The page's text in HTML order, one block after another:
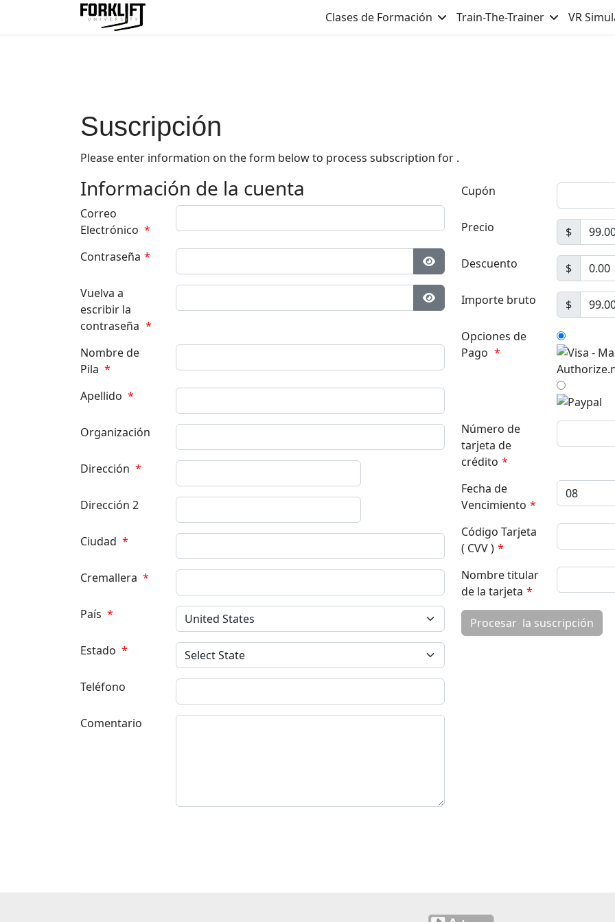
Clases de Formación Train-The-Trainer VR
Suscripción
Please enter information on the form below to process subscription for .
Información de la cuenta
Correo
Electrónico *
Contraseña *
Mostrar contraseña
Vuelva a
escribir la
contraseña *
Mostrar contraseña
Nombre de
Pila *
Apellido *
Organización
Dirección *
Dirección 2
Ciudad *
Cremallera *
País *
Estado *
Teléfono
Comentario
Cupón
Precio $
Descuento $
Importe bruto $
Opciones de
Pago *
Número de
tarjeta de
crédito *
Fecha de
Vencimiento *
Código Tarjeta
( CVV ) *
Nombre titular
de la tarjeta *